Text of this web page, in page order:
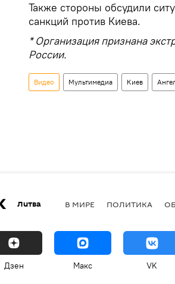
Также стороны обсудили
санкций против Киева.
* Организация признана
России.
Видео Мультимедиа Киев
Литва В МИРЕ ПОЛИТИКА
Дзен Макс VK